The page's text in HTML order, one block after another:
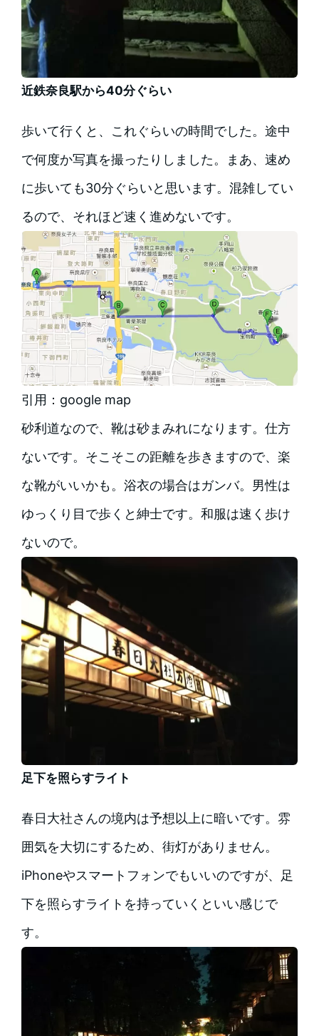
近鉄奈良駅から40分ぐらい
歩いて行くと、これぐらいの時間でした。途中
で何度か写真を撮ったりしました。まあ、速め
に歩いても30分ぐらいと思います。混雑してい
るので、それほど速く進めないです。
引用：google map
砂利道なので、靴は砂まみれになります。仕方
ないです。そこそこの距離を歩きますので、楽
な靴がいいかも。浴衣の場合はガンバ。男性は
ゆっくり目で歩くと紳士です。和服は速く歩け
ないので。
足下を照らすライト
春日大社さんの境内は予想以上に暗いです。雰
囲気を大切にするため、街灯がありません。
iPhoneやスマートフォンでもいいのですが、足
下を照らすライトを持っていくといい感じで
す。